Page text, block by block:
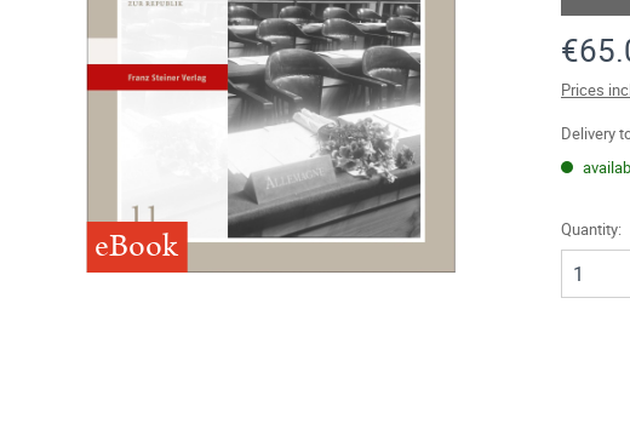
eBook
Prices
Delivery
Quantity: